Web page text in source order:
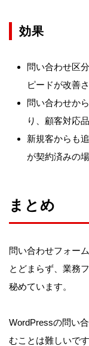
効果
問い合わせ区
ピードが改善
問い合わせか
り、顧客対応
新規客からも
が契約済みの
まとめ
問い合わせフォー
とどまらず、業務
秘めています。
WordPressの問い
むことは難しいで